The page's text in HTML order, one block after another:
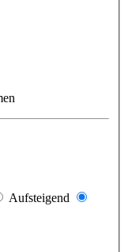
Aufsteigend